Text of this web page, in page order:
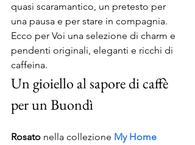
quasi scaramantico, un pretesto per
una pausa e per stare in compagnia.
Ecco per Voi una selezione di charm e
pendenti originali, eleganti e ricchi di
caffeina.
Un gioiello al sapore di caffè
per un Buondì
Rosato nella collezione My Home